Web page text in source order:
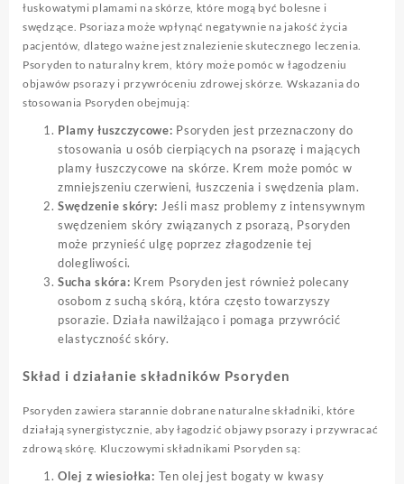
łuskowatymi plamami na skórze, które mogą być bolesne i
swędzące. Psoriaza może wpłynąć negatywnie na jakość życia
pacjentów, dlatego ważne jest znalezienie skutecznego leczenia.
Psoryden to naturalny krem, który może pomóc w łagodzeniu
objawów psorazy i przywróceniu zdrowej skórze. Wskazania do
stosowania Psoryden obejmują:
Plamy łuszczycowe: Psoryden jest przeznaczony do
stosowania u osób cierpiących na psorazę i mających
plamy łuszczycowe na skórze. Krem może pomóc w
zmniejszeniu czerwieni, łuszczenia i swędzenia plam.
Swędzenie skóry: Jeśli masz problemy z intensywnym
swędzeniem skóry związanych z psorazą, Psoryden
może przynieść ulgę poprzez złagodzenie tej
dolegliwości.
Sucha skóra: Krem Psoryden jest również polecany
osobom z suchą skórą, która często towarzyszy
psorazie. Działa nawilżająco i pomaga przywrócić
elastyczność skóry.
Skład i działanie składników Psoryden
Psoryden zawiera starannie dobrane naturalne składniki, które
działają synergistycznie, aby łagodzić objawy psorazy i przywracać
zdrową skórę. Kluczowymi składnikami Psoryden są:
Olej z wiesiołka: Ten olej jest bogaty w kwasy